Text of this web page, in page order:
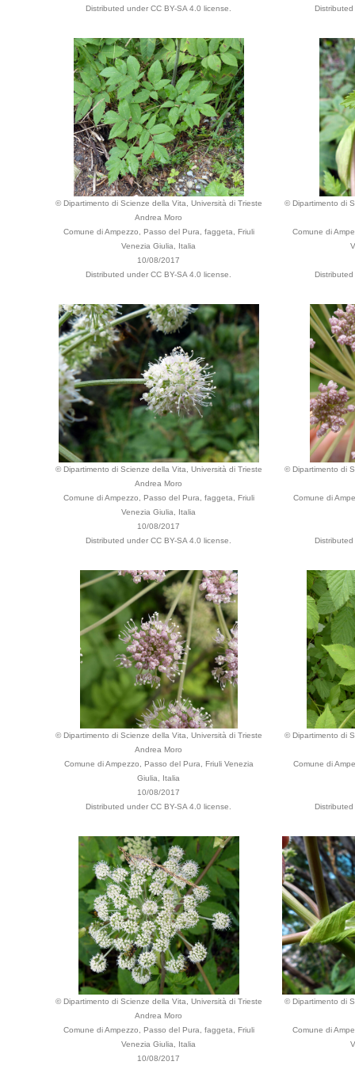
Distributed under CC BY-SA 4.0 license.
© Dipartimento di Scienze della Vita, Università di Trieste
Andrea Moro
Comune di Ampezzo, Passo del Pura, faggeta, Friuli
Venezia Giulia, Italia
10/08/2017
Distributed under CC BY-SA 4.0 license.
© Dipartimento di
Comune di
© Dipartimento di Scienze della Vita, Università di Trieste
Andrea Moro
Comune di Ampezzo, Passo del Pura, faggeta, Friuli
Venezia Giulia, Italia
10/08/2017
Distributed under CC BY-SA 4.0 license.
© Dipartimento di
Comune di
© Dipartimento di Scienze della Vita, Università di Trieste
Andrea Moro
Comune di Ampezzo, Passo del Pura, Friuli Venezia
Giulia, Italia
10/08/2017
Distributed under CC BY-SA 4.0 license.
© Dipartimento di
Comune di
© Dipartimento di Scienze della Vita, Università di Trieste
Andrea Moro
Comune di Ampezzo, Passo del Pura, faggeta, Friuli
Venezia Giulia, Italia
10/08/2017
© Dipartimento di
Comune di